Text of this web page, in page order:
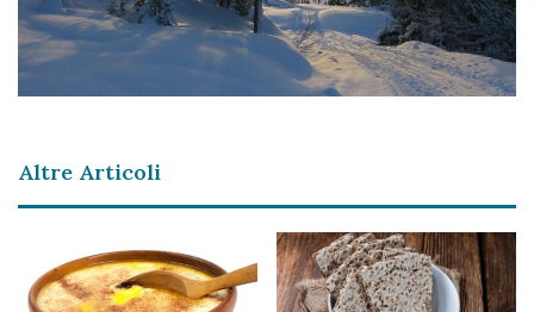
Altre Articoli